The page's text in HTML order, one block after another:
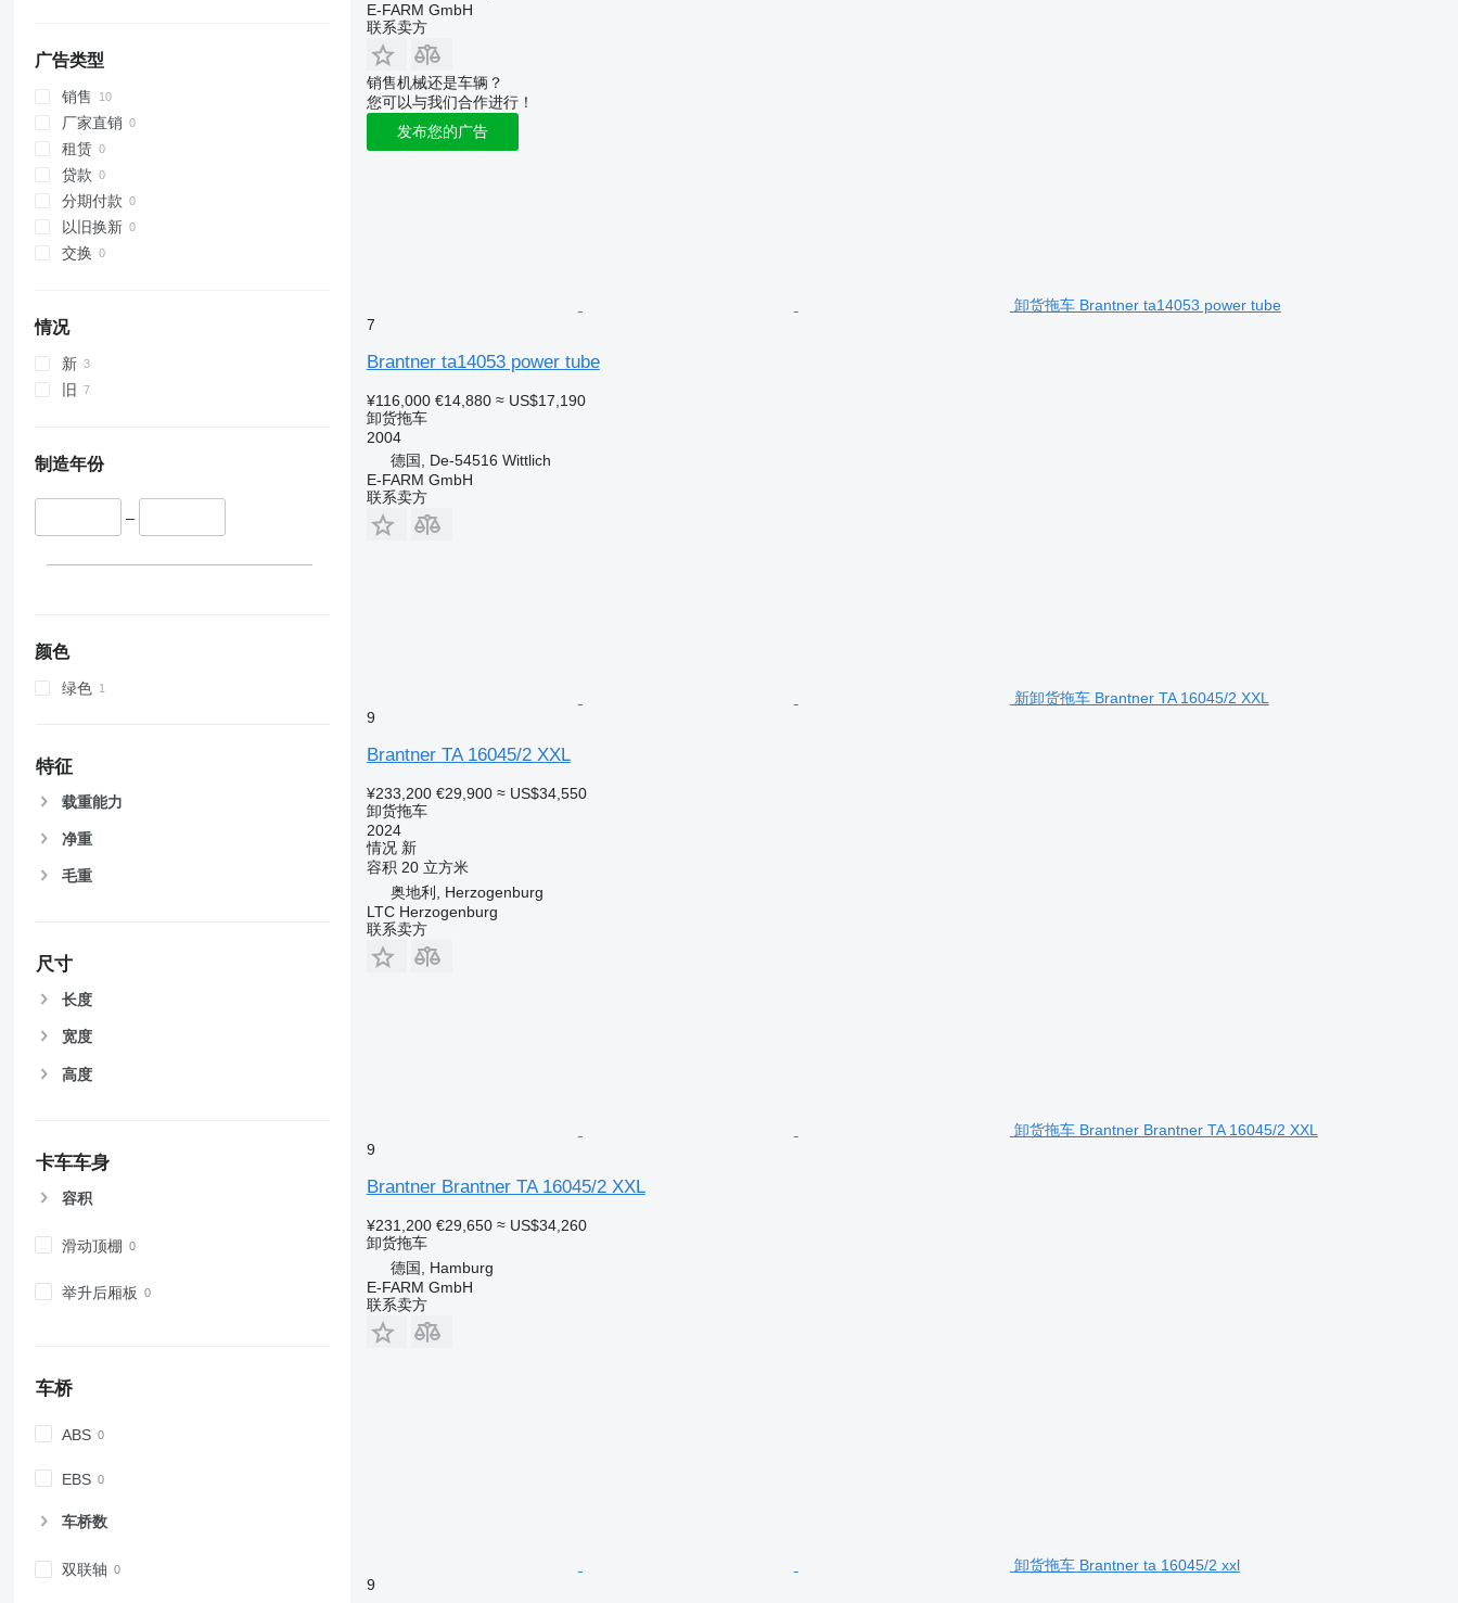
广告类型
销售
厂家直销
租赁
贷款
分期付款
以旧换新
交换
情况
新
旧
制造年份
–
颜色
绿色
特征
载重能力
净重
毛重
尺寸
长度
宽度
高度
卡车车身
容积
滑动顶棚
举升后厢板
车桥
ABS
EBS
车桥数
双联轴
E-FARM GmbH
联系卖方
销售机械还是车辆？
您可以与我们合作进行！
发布您的广告
卸货拖车 Brantner ta14053 power tube
7
Brantner ta14053 power tube
¥116,000 €14,880 ≈ US$17,190
卸货拖车
2004
德国, De-54516 Wittlich
E-FARM GmbH
联系卖方
新卸货拖车 Brantner TA 16045/2 XXL
9
Brantner TA 16045/2 XXL
¥233,200 €29,900 ≈ US$34,550
卸货拖车
2024
情况新
容积 20 立方米
奥地利, Herzogenburg
LTC Herzogenburg
联系卖方
卸货拖车 Brantner Brantner TA 16045/2 XXL
9
Brantner Brantner TA 16045/2 XXL
¥231,200 €29,650 ≈ US$34,260
卸货拖车
德国, Hamburg
E-FARM GmbH
联系卖方
卸货拖车 Brantner ta 16045/2 xxl
9